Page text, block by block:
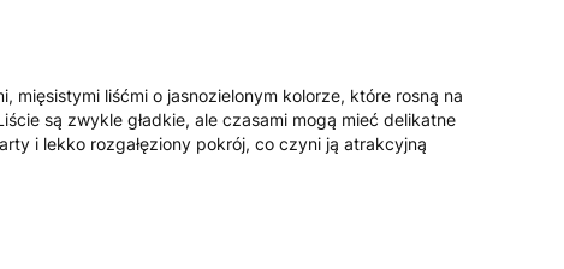
mięsistymi liśćmi o jasnozielonym kolorze, które rosną na
są zwykle gładkie, ale czasami mogą mieć delikatne
i lekko rozgałęziony pokrój, co czyni ją atrakcyjną